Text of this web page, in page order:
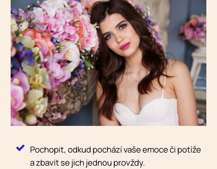
Pochopit, odkud pochází vaše emoce či potíže
a zbavit se jich jednou provždy.